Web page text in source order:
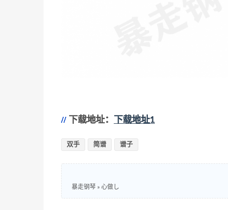
下载地址： 下载地址1
双手 简谱 谱子
暴走钢琴 » 心做し